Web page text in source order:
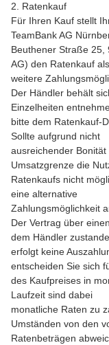
2. Ratenkauf
Für Ihren Kauf stellt
TeamBank AG
Beuthener Straße 25,
AG) den Ratenkauf als
weitere
Der Händler behält
Einzelheiten
bitte dem Ratenkauf-
Sollte aufgrund nicht
ausreichender
Umsatzgrenze die
Ratenkaufs nicht
eine alternative
Zahlungsmöglichkeit
Der Vertrag über
dem Händler
erfolgt keine
entscheiden Sie sich
des Kaufpreises in
Laufzeit sind dabei
monatliche Raten zu
Umständen von den
Ratenbeträgen